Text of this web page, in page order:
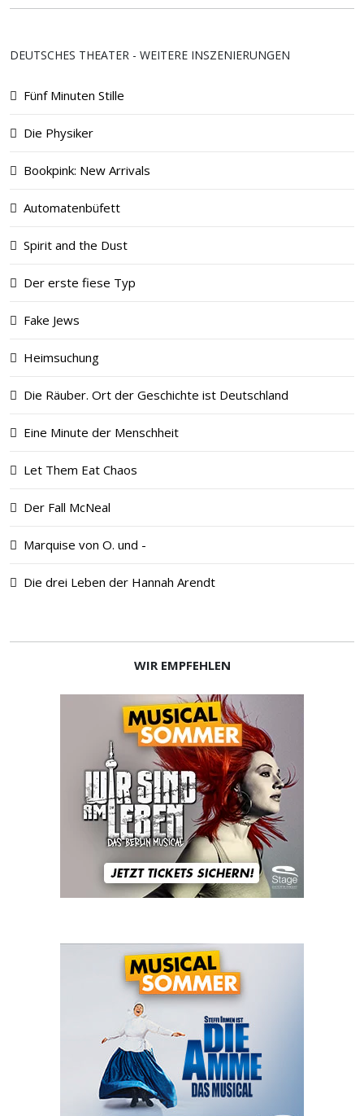
DEUTSCHES THEATER - WEITERE INSZENIERUNGEN
Fünf Minuten Stille
Die Physiker
Bookpink: New Arrivals
Automatenbüfett
Spirit and the Dust
Der erste fiese Typ
Fake Jews
Heimsuchung
Die Räuber. Ort der Geschichte ist Deutschland
Eine Minute der Menschheit
Let Them Eat Chaos
Der Fall McNeal
Marquise von O. und -
Die drei Leben der Hannah Arendt
WIR EMPFEHLEN